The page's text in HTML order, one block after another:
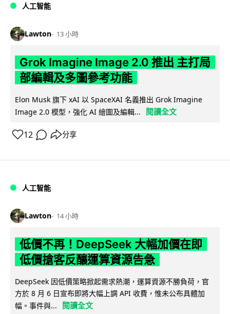
人工智能
Lawton 13 小時
Grok Imagine Image 2.0 推出 主打局
部編輯及多圖參考功能
Elon Musk 旗下 xAI 以 SpaceXAI 名義推出 Grok Imagine
Image 2.0 模型，強化 AI 繪圖及編輯...
閱讀全文
12 分享
人工智能
Lawton 14 小時
低價不再！DeepSeek 大幅加價在即
低價搶客反釀運算資源告急
DeepSeek 因低價策略掀起需求熱潮，運算資源不勝負荷，官
方於 8 月 6 日宣布即將大幅上調 API 收費，惟未公布具體加
幅。事件與...
閱讀全文